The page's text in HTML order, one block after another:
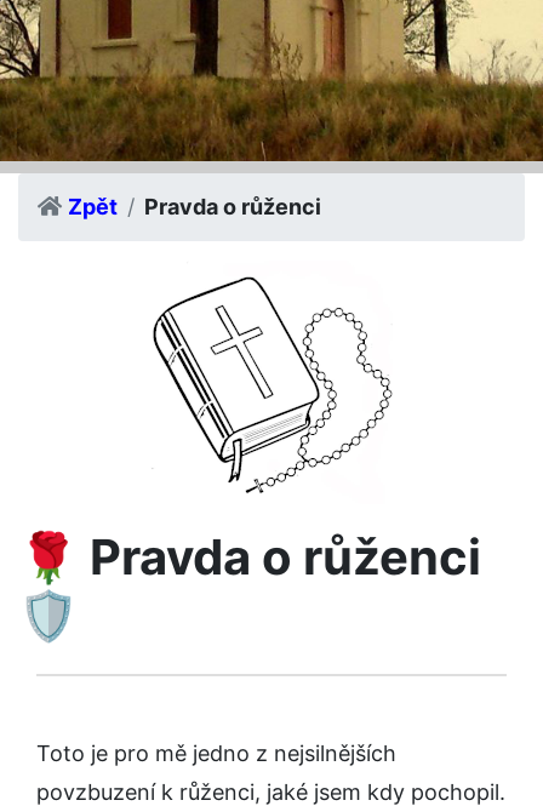
Zpět Pravda o růženci
🌹 Pravda o růženci
🛡️
Toto je pro mě jedno z nejsilnějších
povzbuzení k růženci, jaké jsem kdy pochopil.